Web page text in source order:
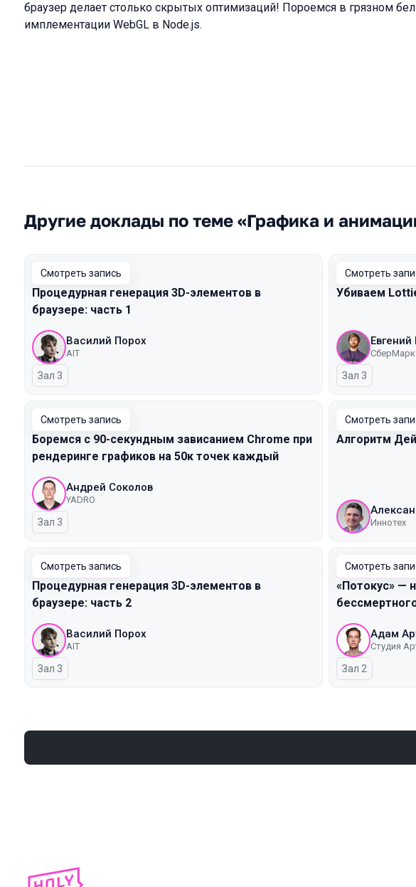
браузер делает столько скрытых оптимизаций! Пороемся в грязном
имплементации WebGL в Node.js.
Другие доклады по теме «Графика и
Смотреть запись
Процедурная генерация 3D-элементов в
браузере: часть 1
Василий Порох
AIT
Зал 3
Смотреть
Убиваем
Зал 3
Смотреть запись
Боремся с 90-секундным зависанием Chrome при
рендеринге графиков на 50к точек каждый
Андрей Соколов
YADRO
Зал 3
Смотреть
Алгоритм
Иннотех
Смотреть запись
Процедурная генерация 3D-элементов в
браузере: часть 2
Василий Порох
AIT
Зал 3
Смотреть
«Потокус» —
Адам
Студия
Зал 2